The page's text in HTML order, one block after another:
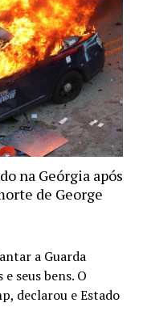
na Geórgia após
de George
a Guarda
seus bens. O
declarou e Estado